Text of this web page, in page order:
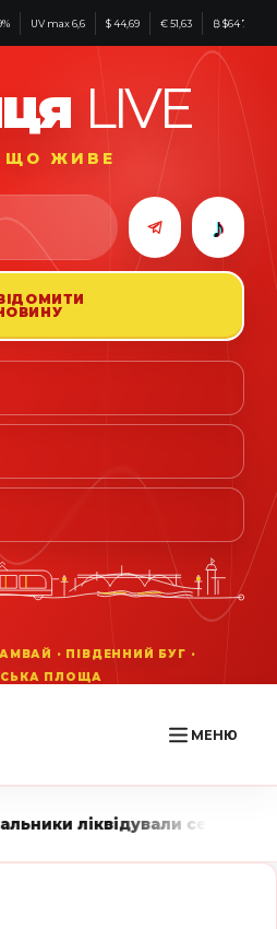
UV max 6,6 $ 44,69 € 51,63 ₿ $64 792
LIVE
ЩО ЖИВЕ
♪
МЕНЮ
ліквідували серію пожеж